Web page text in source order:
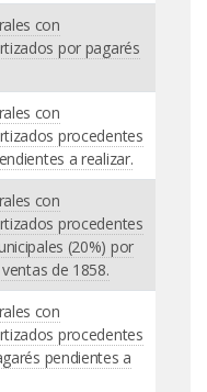
con
por pagarés
con
procedentes
a realizar.
con
procedentes
(20%) por
de 1858.
con
procedentes
pendientes a